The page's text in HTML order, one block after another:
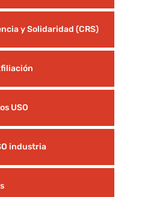
y Solidaridad (CRS)
USO
industria